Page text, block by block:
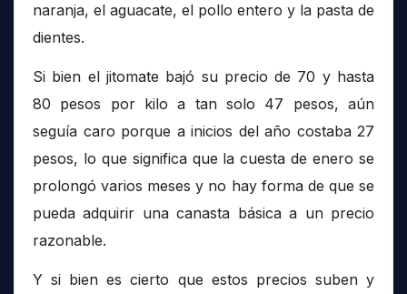
naranja, el aguacate, el pollo entero y la pasta de
dientes.
Si bien el jitomate bajó su precio de 70 y hasta
80 pesos por kilo a tan solo 47 pesos, aún
seguía caro porque a inicios del año costaba 27
pesos, lo que significa que la cuesta de enero se
prolongó varios meses y no hay forma de que se
pueda adquirir una canasta básica a un precio
razonable.
Y si bien es cierto que estos precios suben y